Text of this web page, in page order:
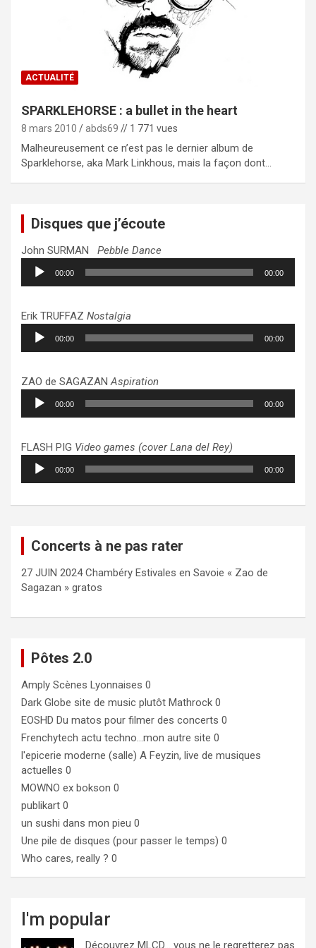
ACTUALITÉ
SPARKLEHORSE : a bullet in the heart
8 mars 2010 abds69 // 1 771 vues
Malheureusement ce n’est pas le dernier album de
Sparklehorse, aka Mark Linkhous, mais la façon dont…
Disques que j’écoute
John SURMAN Pebble Dance
Lecteur
audio
00:00 00:00
Erik TRUFFAZ Nostalgia
Lecteur
audio
00:00 00:00
ZAO de SAGAZANAspiration
Lecteur
audio
00:00 00:00
FLASH PIG Video games (cover Lana del Rey)
Lecteur
audio
00:00 00:00
Concerts à ne pas rater
27 JUIN 2024 Chambéry Estivales en Savoie « Zao de
Sagazan » gratos
Pôtes 2.0
Amply Scènes Lyonnaises 0
Dark Globe site de music plutôt Mathrock 0
EOSHD Du matos pour filmer des concerts 0
Frenchytech actu techno…mon autre site 0
l'epicerie moderne (salle) A Feyzin, live de musiques
actuelles 0
MOWNO ex bokson 0
publikart 0
un sushi dans mon pieu 0
Une pile de disques (pour passer le temps) 0
Who cares, really ? 0
I'm popular
Découvrez MLCD… vous ne le regretterez pas